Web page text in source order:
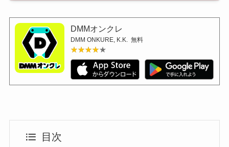
DMMオンクレ
DMM ONKURE, K.K. 無料
★★★★★
★★★★★
目次